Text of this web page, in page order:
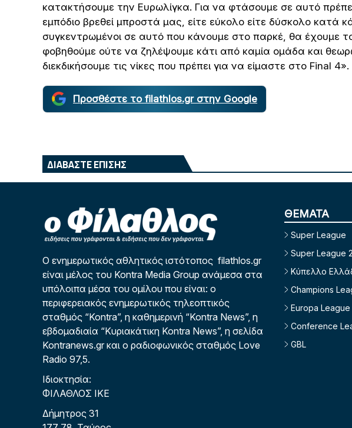
κατακτήσουμε την Ευρωλίγκα. Για να φτάσουμε σε αυτό
εμπόδιο βρεθεί μπροστά μας, είτε εύκολο είτε δύσκολο κατά
συγκεντρωμένοι σε αυτό που κάνουμε στο παρκέ, θα έχουμε
φοβηθούμε ούτε να ζηλέψουμε κάτι από καμία ομάδα και
διεκδικήσουμε τις νίκες που πρέπει για να είμαστε στο Final 4».
Προσθέστε το filathlos.gr στην Google
ΔΙΑΒΑΣΤΕ ΕΠΙΣΗΣ
Ο ενημερωτικός αθλητικός ιστότοπος filathlos.gr
είναι μέλος του Kontra Media Group ανάμεσα στα
υπόλοιπα μέσα του ομίλου που είναι: ο
περιφερειακός ενημερωτικός τηλεοπτικός
σταθμός “Kontra”, η καθημερινή “Kontra News”, η
εβδομαδιαία “Κυριακάτικη Kontra News”, η σελίδα
Kontranews.gr και ο ραδιοφωνικός σταθμός Love
Radio 97,5.
Ιδιοκτησία:
ΦΙΛΑΘΛΟΣ ΙΚΕ
Δήμητρος 31
ΘΕΜΑΤΑ
Super League
Super League 2
Κύπελλο
Champions
Europa League
Conference
GBL